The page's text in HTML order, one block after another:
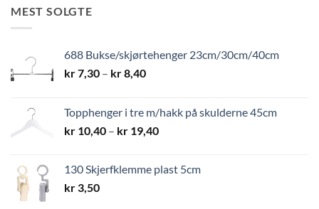
MEST SOLGTE
688 Bukse/skjørtehenger 23cm/30cm/40cm
kr7,30 – kr8,40Prisområde:
kr 8,40
Topphenger i tre m/hakk på skulderne 45cm
kr 10,40 – kr 19,40Prisområde:
kr 19,40
130 Skjerfklemme plast 5cm
kr 3,50